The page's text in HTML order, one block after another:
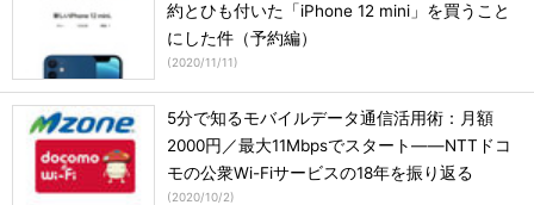
約とひも付いた「iPhone 12 mini」を買うこと
にした件（予約編）
(2020/11/11)
5分で知るモバイルデータ通信活用術：月額
2000円／最大11Mbpsでスタート――NTTドコ
モの公衆Wi-Fiサービスの18年を振り返る
(2020/10/2)